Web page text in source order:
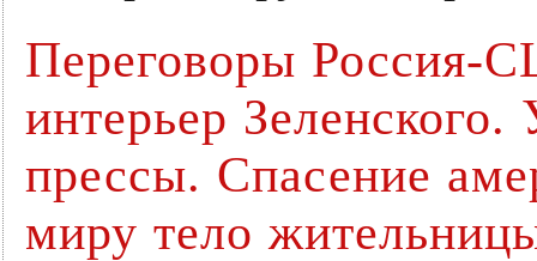
Переговоры
интерьер Зеленского.
прессы. Спасение
миру тело